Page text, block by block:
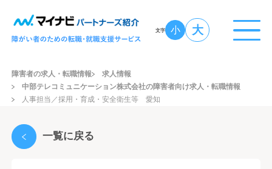
文字 小 大
障害者の求人・転職情報
求人情報
中部テレコミュニケーション株式会社の障害者向け求人・転職情報
人事担当／採用・育成・安全衛生等 愛知
一覧に戻る